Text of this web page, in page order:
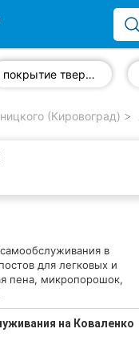
покрытие твердым воском
(Кировоград)
в
для легковых и
пена, микропорошок,
на Коваленко